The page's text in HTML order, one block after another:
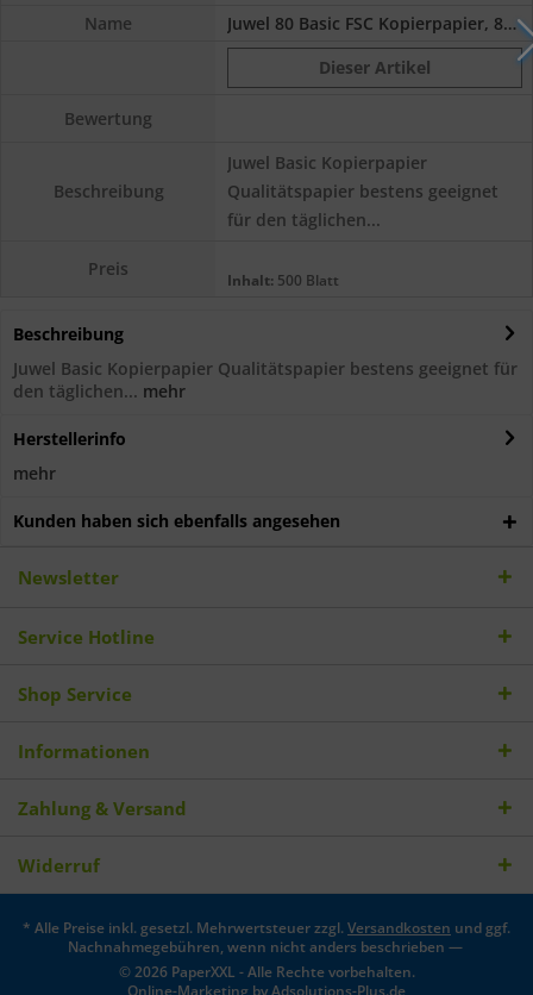
Name
Juwel 80 Basic FSC Kopierpapier, 80 g/m², A4
Dieser Artikel
Bewertung
Beschreibung
Juwel Basic Kopierpapier
Qualitätspapier bestens geeignet
für den täglichen...
Preis Inhalt: 500 Blatt
Beschreibung
Juwel Basic Kopierpapier Qualitätspapier bestens geeignet für
den täglichen... mehr
Herstellerinfo
mehr
Kunden haben sich ebenfalls angesehen
Newsletter
Service Hotline
Shop Service
Informationen
Zahlung & Versand
Widerruf
* Alle Preise inkl. gesetzl. Mehrwertsteuer zzgl.Versandkosten und ggf.
Nachnahmegebühren, wenn nicht anders beschrieben —
© 2026 PaperXXL - Alle Rechte vorbehalten.
Online-Marketing byAdsolutions-Plus.de